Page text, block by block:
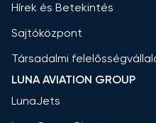
Hírek és Betekintés
Sajtóközpont
Társadalmi
LUNA AVIATION GROUP
LunaJets